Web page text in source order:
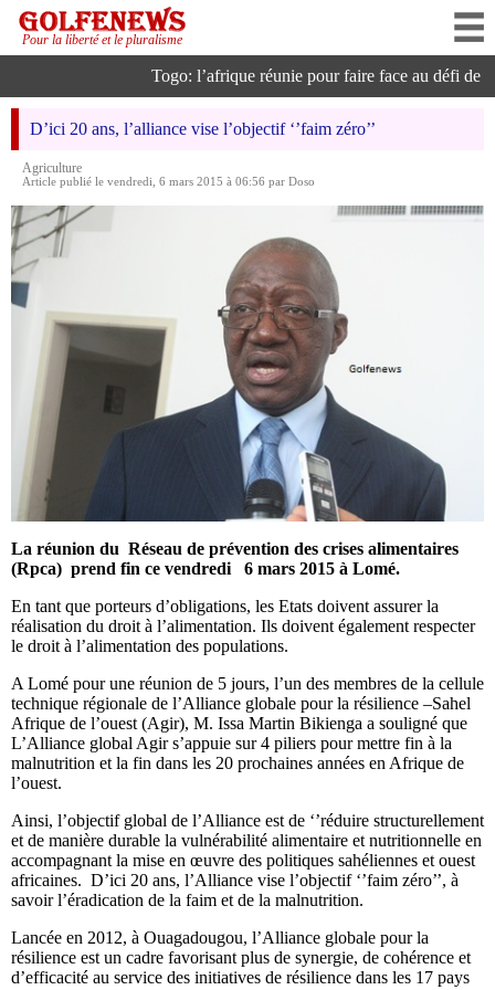
Pour la liberté et le pluralisme
Togo: l’afrique réunie pour faire face au défi de
D’ici 20 ans, l’alliance vise l’objectif ‘’faim zéro’’
Agriculture
Article publié le vendredi, 6 mars 2015 à 06:56 par Doso
La réunion du Réseau de prévention des crises alimentaires
(Rpca) prend fin ce vendredi 6 mars 2015 à Lomé.
En tant que porteurs d’obligations, les Etats doivent assurer la
réalisation du droit à l’alimentation. Ils doivent également respecter
le droit à l’alimentation des populations.
A Lomé pour une réunion de 5 jours, l’un des membres de la cellule
technique régionale de l’Alliance globale pour la résilience –Sahel
Afrique de l’ouest (Agir), M. Issa Martin Bikienga a souligné que
L’Alliance global Agir s’appuie sur 4 piliers pour mettre fin à la
malnutrition et la fin dans les 20 prochaines années en Afrique de
l’ouest.
Ainsi, l’objectif global de l’Alliance est de ‘’réduire structurellement
et de manière durable la vulnérabilité alimentaire et nutritionnelle en
accompagnant la mise en œuvre des politiques sahéliennes et ouest
africaines. D’ici 20 ans, l’Alliance vise l’objectif ‘’faim zéro’’, à
savoir l’éradication de la faim et de la malnutrition.
Lancée en 2012, à Ouagadougou, l’Alliance globale pour la
résilience est un cadre favorisant plus de synergie, de cohérence et
d’efficacité au service des initiatives de résilience dans les 17 pays